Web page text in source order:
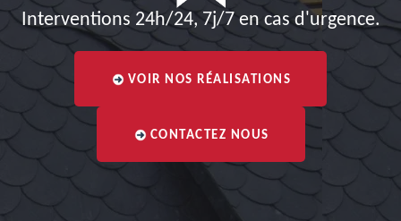
Interventions 24h/24, 7j/7 en cas d'urgence.
VOIR NOS RÉALISATIONS
CONTACTEZ NOUS